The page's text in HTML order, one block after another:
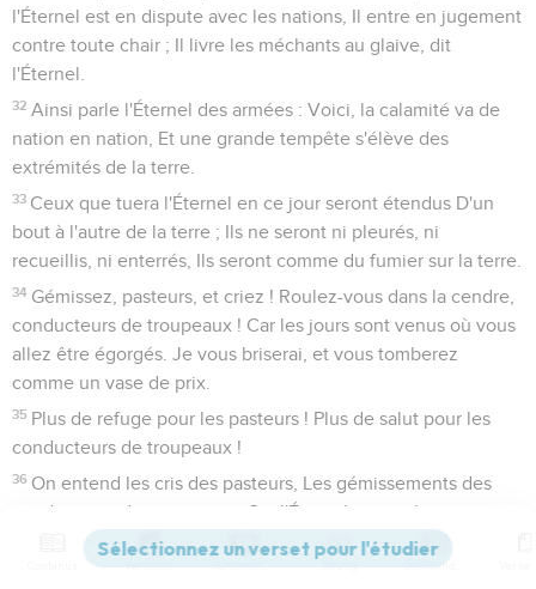
l'Éternel est en dispute avec les nations, Il entre en jugement
contre toute chair ; Il livre les méchants au glaive, dit
l'Éternel.
32 Ainsi parle l'Éternel des armées : Voici, la calamité va de
nation en nation, Et une grande tempête s'élève des
extrémités de la terre.
33 Ceux que tuera l'Éternel en ce jour seront étendus D'un
bout à l'autre de la terre ; Ils ne seront ni pleurés, ni
recueillis, ni enterrés, Ils seront comme du fumier sur la terre.
34 Gémissez, pasteurs, et criez ! Roulez-vous dans la cendre,
conducteurs de troupeaux ! Car les jours sont venus où vous
allez être égorgés. Je vous briserai, et vous tomberez
comme un vase de prix.
35 Plus de refuge pour les pasteurs ! Plus de salut pour les
conducteurs de troupeaux !
36 On entend les cris des pasteurs, Les gémissements des
conducteurs de troupeaux ; Car l'Éternel ravage leur
pâturage.
Versions Commentaires Strong